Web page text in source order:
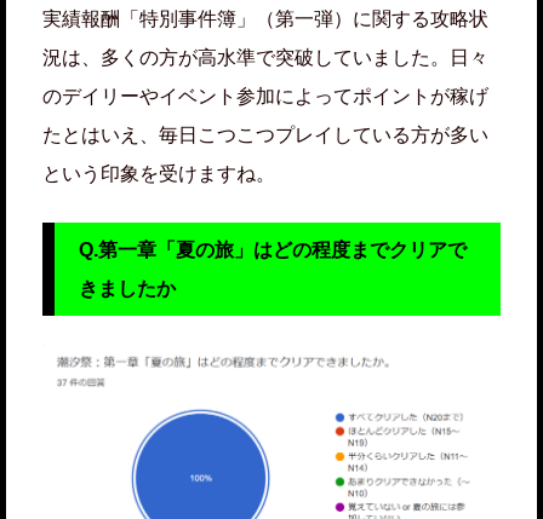
実績報酬「特別事件簿」（第一弾）に関する攻略状
況は、多くの方が高水準で突破していました。日々
のデイリーやイベント参加によってポイントが稼げ
たとはいえ、毎日こつこつプレイしている方が多い
という印象を受けますね。
Q.第一章「夏の旅」はどの程度までクリアで
きましたか